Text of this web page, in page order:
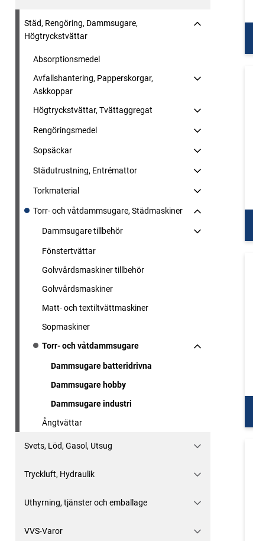
Städ, Rengöring, Dammsugare,
Högtryckstvättar
Absorptionsmedel
Avfallshantering, Papperskorgar,
Askkoppar
Högtryckstvättar, Tvättaggregat
Rengöringsmedel
Sopsäckar
Städutrustning, Entrémattor
Torkmaterial
Torr- och våtdammsugare, Städmaskiner
Dammsugare tillbehör
Fönstertvättar
Golvvårdsmaskiner tillbehör
Golvvårdsmaskiner
Matt- och textiltvättmaskiner
Sopmaskiner
Torr- och våtdammsugare
Dammsugare batteridrivna
Dammsugare hobby
Dammsugare industri
Ångtvättar
Svets, Löd, Gasol, Utsug
Tryckluft, Hydraulik
Uthyrning, tjänster och emballage
VVS-Varor